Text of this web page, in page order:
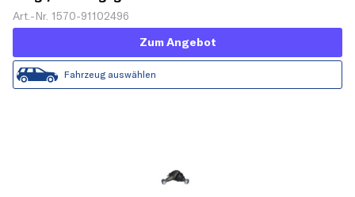
Art.-Nr. 1570-91102496
Zum Angebot
Fahrzeug auswählen